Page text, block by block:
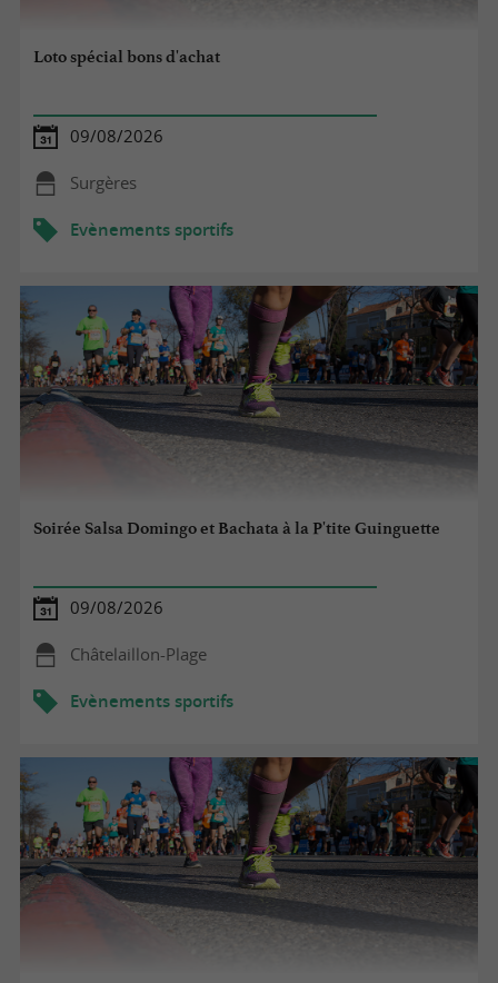
Loto spécial bons d'achat
09/08/2026
Surgères
Evènements sportifs
Soirée Salsa Domingo et Bachata à la P'tite Guinguette
09/08/2026
Châtelaillon-Plage
Evènements sportifs